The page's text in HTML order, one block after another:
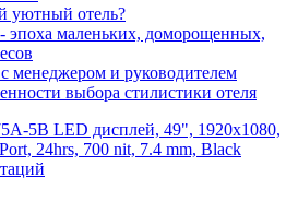
уютный отель?
эпоха маленьких, доморощенных,
менеджером и руководителем
выбора стилистики отеля
5B LED дисплей, 49", 1920х1080,
24hrs, 700 nit, 7.4 mm, Black